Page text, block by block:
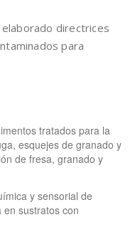
directrices
para
tratados para la
esquejes de granado y
de fresa, granado y
y sensorial de
en sustratos con